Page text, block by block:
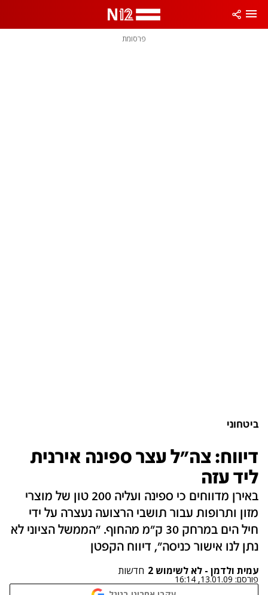
פרסומת
ביטחוני
דיווח: צה"ל עצר ספינה אירנית
ליד עזה
באירן מדווחים כי ספינה ועליה 200 טון של מוצרי
מזון ותרופות עבור תושבי הרצועה נעצרה על ידי
חיל הים במרחק 30 ק"מ מהחוף. "הממשל הציוני לא
נתן לנו אישור כניסה", דיווח הקפטן
עמית ולדמן - לא לשימוש 2 חדשות
פורסם: 13.01.09, 16:14